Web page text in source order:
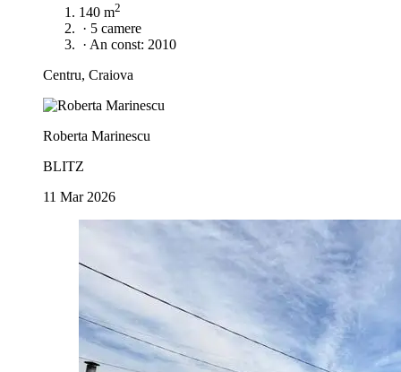
140 m2
· 5 camere
· An const: 2010
Centru, Craiova
Roberta Marinescu
BLITZ
11 Mar 2026